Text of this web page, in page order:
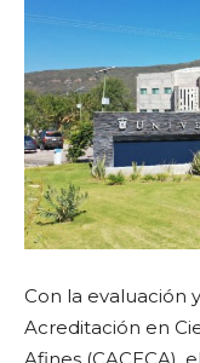
Con la evaluación
Acreditación en